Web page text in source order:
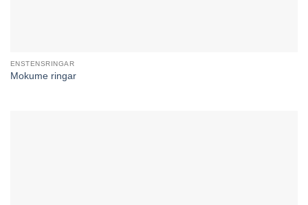
ENSTENSRINGAR
Mokume ringar